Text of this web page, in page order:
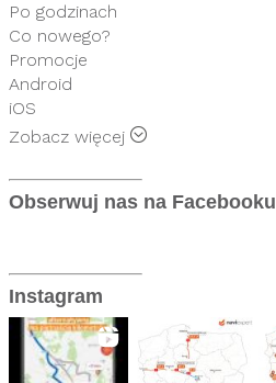
Po godzinach
Co nowego?
Promocje
Android
iOS
Rysiek
Telematyka
Wersje operatorskie
Zobacz więcej
Obserwuj nas na Facebooku
Instagram